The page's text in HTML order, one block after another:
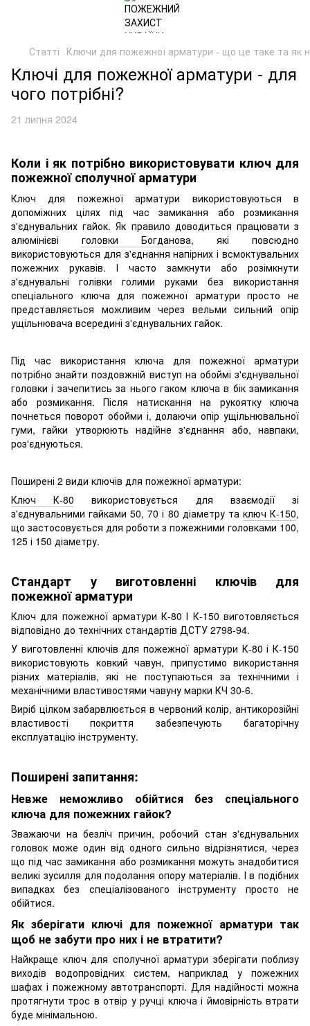
Статті Ключи для пожежної арматури - що це таке та як
Ключі для пожежної арматури - для
чого потрібні?
21 липня 2024
Коли і як потрібно використовувати ключ для
пожежної сполучної арматури
Ключ для пожежної арматури використовуються в
допоміжних цілях під час замикання або розмикання
з'єднувальних гайок. Як правило доводиться працювати з
алюмінієві головки Богданова, які повсюдно
використовуються для з'єднання напірних і всмоктувальних
пожежних рукавів. І часто замкнути або розімкнути
з'єднувальні голівки голими руками без використання
спеціального ключа для пожежної арматури просто не
представляється можливим через вельми сильний опір
ущільнювача всередині з'єднувальних гайок.
Під час використання ключа для пожежної арматури
потрібно знайти поздовжній виступ на обоймі з'єднувальної
головки і зачепитись за нього гаком ключа в бік замикання
або розмикання. Після натискання на рукоятку ключа
почнеться поворот обойми і, долаючи опір ущільнювальної
гуми, гайки утворюють надійне з'єднання або, навпаки,
роз'єднуються.
Поширені 2 види ключів для пожежної арматури:
Ключ К-80 використовується для взаємодії зі
з'єднувальними гайками 50, 70 і 80 діаметру та ключ К-150,
що застосовується для роботи з пожежними головками 100,
125 і 150 діаметру.
Стандарт у виготовленні ключів для
пожежної арматури
Ключ для пожежної арматури К-80 І К-150 виготовляється
відповідно до технічних стандартів ДСТУ 2798-94.
У виготовленні ключів для пожежної арматури К-80 і К-150
використовують ковкий чавун, припустимо використання
різних матеріалів, які не поступаються за технічними і
механічними властивостями чавуну марки КЧ 30-6.
Виріб цілком забарвлюється в червоний колір, антикорозійні
властивості покриття забезпечують багаторічну
експлуатацію інструменту.
Поширені запитання:
Невже неможливо обійтися без спеціального
ключа для пожежних гайок?
Зважаючи на безліч причин, робочий стан з'єднувальних
головок може один від одного сильно відрізнятися, через
що під час замикання або розмикання можуть знадобитися
великі зусилля для подолання опору матеріалів. І в подібних
випадках без спеціалізованого інструменту просто не
обійтися.
Як зберігати ключі для пожежної арматури так
щоб не забути про них і не втратити?
Найкраще ключ для сполучної арматури зберігати поблизу
виходів водопровідних систем, наприклад у пожежних
шафах і пожежному автотранспорті. Для надійності можна
протягнути трос в отвір у ручці ключа і ймовірність втрати
буде мінімальною.